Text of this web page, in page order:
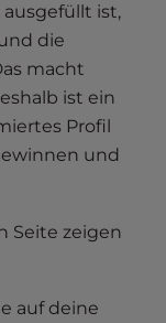
ist,
die
macht
ist ein
Profil
und
Seite zeigen
auf deine